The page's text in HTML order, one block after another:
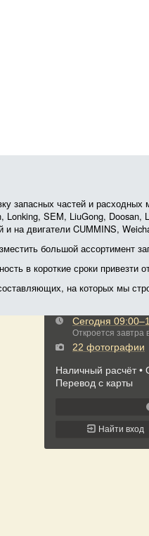
запасных частей и расходных
SEM, LiuGong,
и на двигатели CUMMINS,
большой ассортимент
в короткие сроки
на которых мы